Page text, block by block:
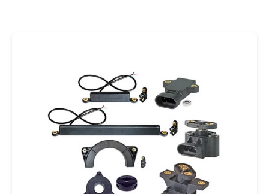
자세 데이터를 보고하도록 설계된 패키지형 센
서 어레이입니다. 다양한 전력 수준을 위한 두
가지 센서 모델을 갖춘 TARS-IMU는 9V ~ 36V
차량 전력 시스템을 수용합니다. 통신은 산업
표준 CAN J1939 연결을 통해 차량으로 전송됩
니다. 리졸버는 가혹한 환경 조건에서 360° 감
지, 향상된 정확도, 분해능 및 반복성을 위한 비
접촉 측정을 제공하는 회전식 및 각도 절대 위